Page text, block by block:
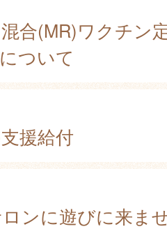
合(MR)ワクチン
ついて
援給付
ンに遊びに来ま